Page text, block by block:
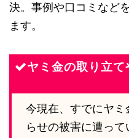
決。事例や口コミなど
ます。
ヤミ金の取り立
今現在、すでにヤ
らせの被害に遭っ